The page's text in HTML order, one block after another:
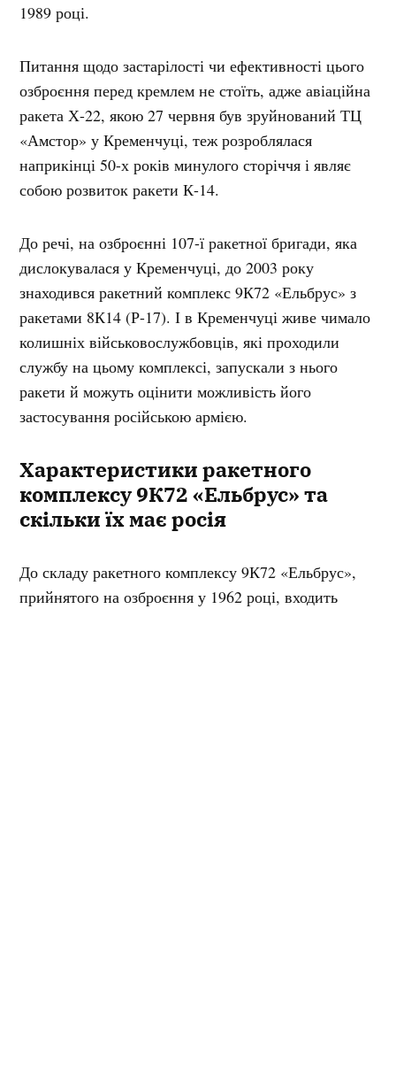
1989 році.
Питання щодо застарілості чи ефективності цього
озброєння перед кремлем не стоїть, адже авіаційна
ракета Х-22, якою 27 червня був зруйнований ТЦ
«Амстор» у Кременчуці, теж розроблялася
наприкінці 50-х років минулого сторіччя і являє
собою розвиток ракети К-14.
До речі, на озброєнні 107-ї ракетної бригади, яка
дислокувалася у Кременчуці, до 2003 року
знаходився ракетний комплекс 9К72 «Ельбрус» з
ракетами 8К14 (Р-17). І в Кременчуці живе чимало
колишніх військовослужбовців, які проходили
службу на цьому комплексі, запускали з нього
ракети й можуть оцінити можливість його
застосування російською армією.
Характеристики ракетного
комплексу 9К72 «Ельбрус» та
скільки їх має росія
До складу ракетного комплексу 9К72 «Ельбрус»,
прийнятого на озброєння у 1962 році, входить